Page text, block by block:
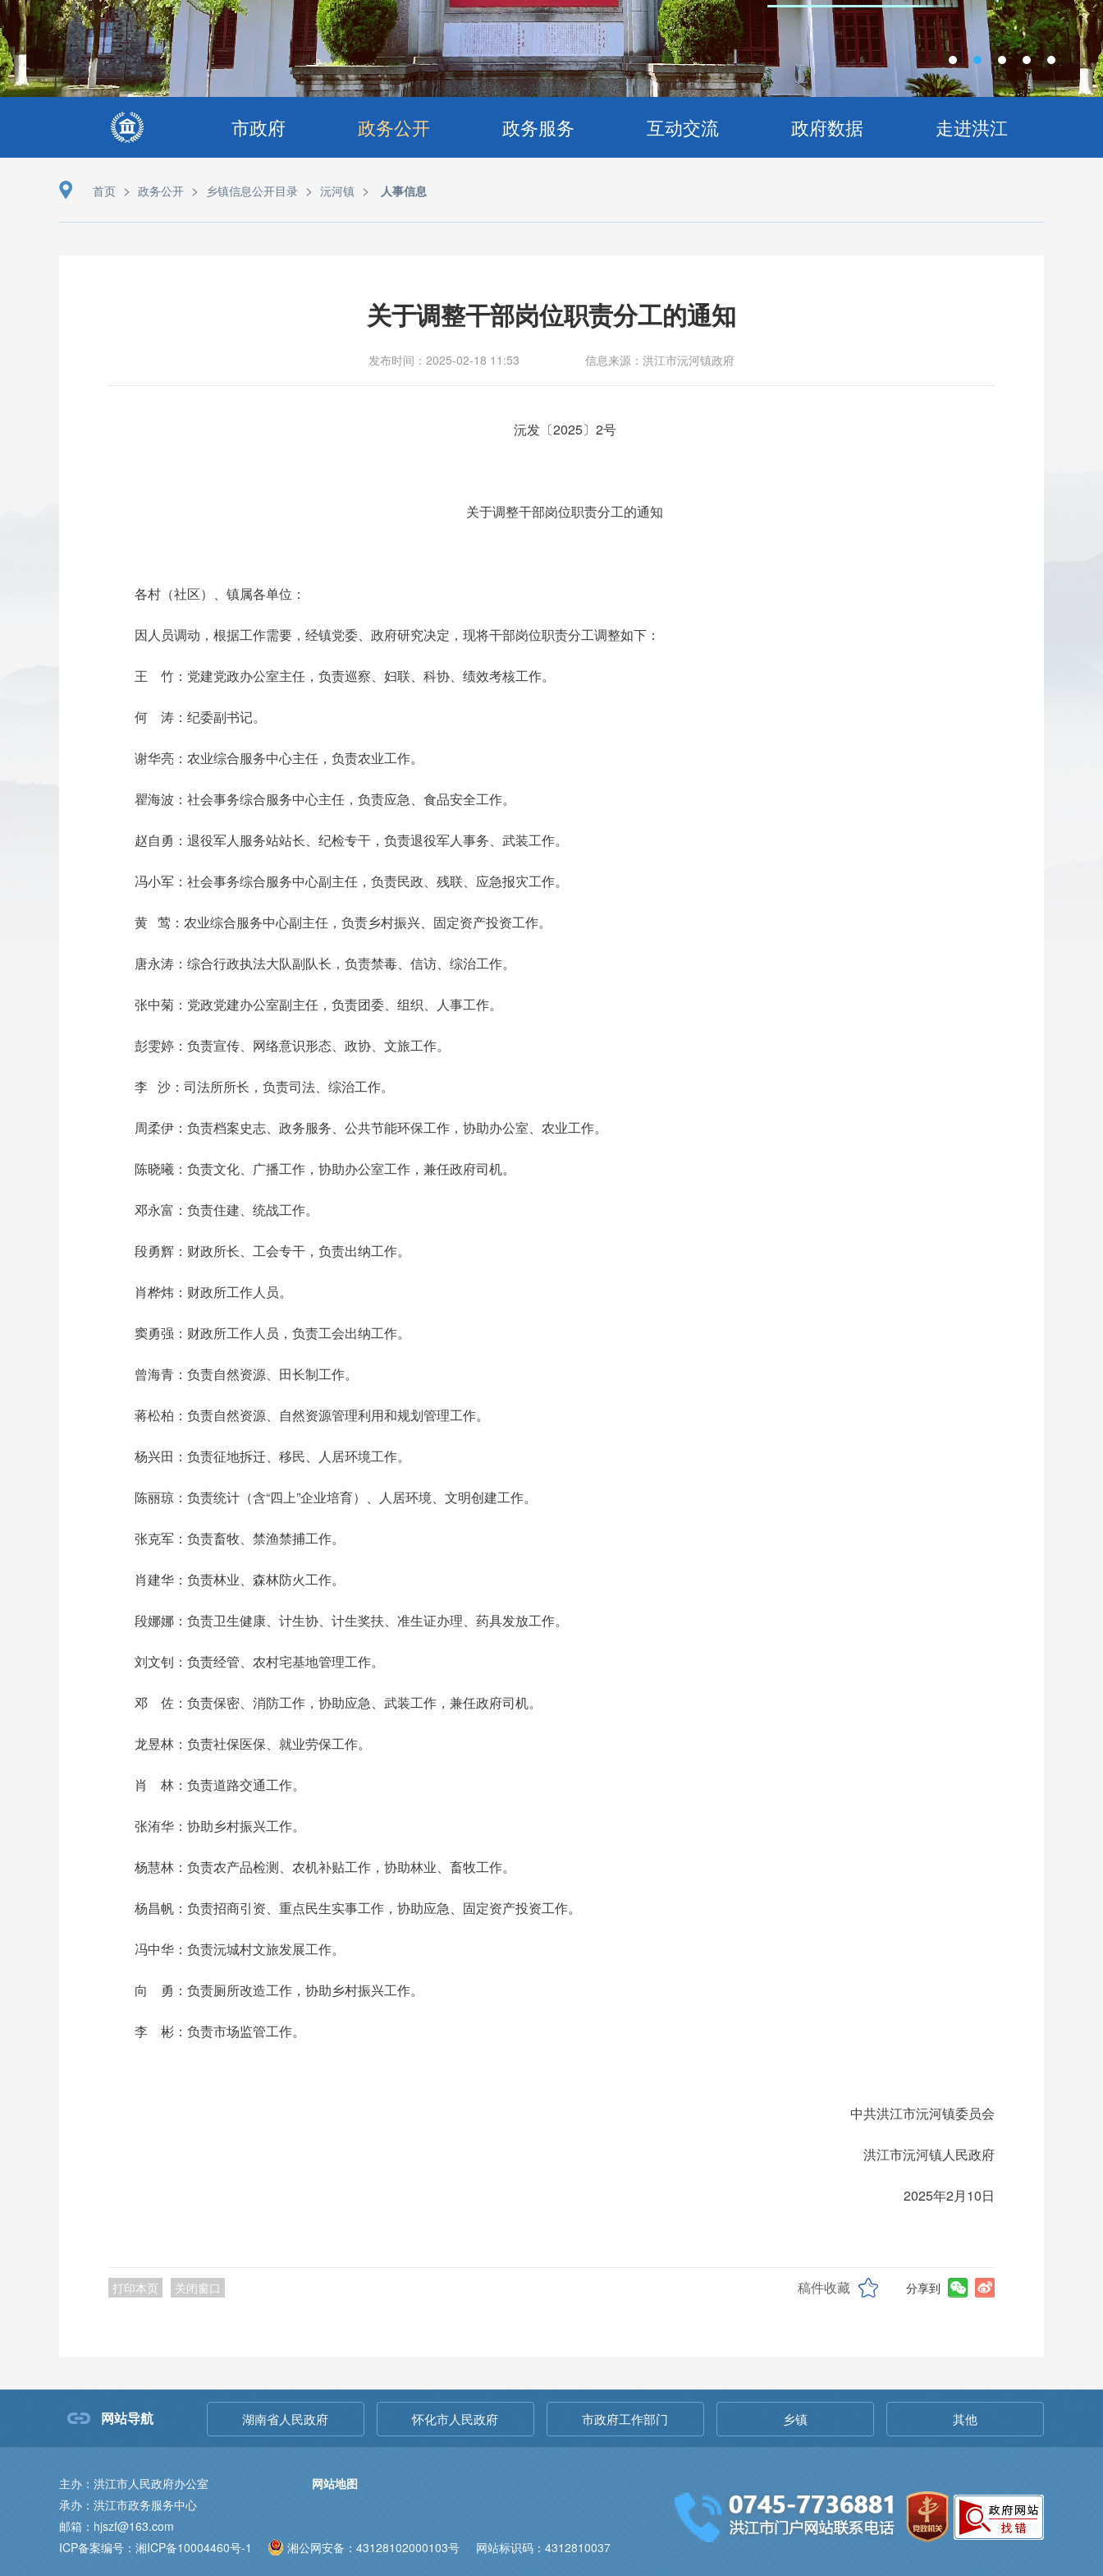
市政府 政务公开 政务服务 互动交流 政府数据 走进洪江
首页 > 政务公开 > 乡镇信息公开目录 > 沅河镇 > 人事信息
关于调整干部岗位职责分工的通知
发布时间：2025-02-18 11:53 信息来源：洪江市沅河镇政府
沅发〔2025〕2号
关于调整干部岗位职责分工的通知
各村（社区）、镇属各单位：
因人员调动，根据工作需要，经镇党委、政府研究决定，现将干部岗位职责分工调整如下：
王 竹：党建党政办公室主任，负责巡察、妇联、科协、绩效考核工作。
何 涛：纪委副书记。
谢华亮：农业综合服务中心主任，负责农业工作。
瞿海波：社会事务综合服务中心主任，负责应急、食品安全工作。
赵自勇：退役军人服务站站长、纪检专干，负责退役军人事务、武装工作。
冯小军：社会事务综合服务中心副主任，负责民政、残联、应急报灾工作。
黄 莺：农业综合服务中心副主任，负责乡村振兴、固定资产投资工作。
唐永涛：综合行政执法大队副队长，负责禁毒、信访、综治工作。
张中菊：党政党建办公室副主任，负责团委、组织、人事工作。
彭雯婷：负责宣传、网络意识形态、政协、文旅工作。
李 沙：司法所所长，负责司法、综治工作。
周柔伊：负责档案史志、政务服务、公共节能环保工作，协助办公室、农业工作。
陈晓曦：负责文化、广播工作，协助办公室工作，兼任政府司机。
邓永富：负责住建、统战工作。
段勇辉：财政所长、工会专干，负责出纳工作。
肖桦炜：财政所工作人员。
窦勇强：财政所工作人员，负责工会出纳工作。
曾海青：负责自然资源、田长制工作。
蒋松柏：负责自然资源、自然资源管理利用和规划管理工作。
杨兴田：负责征地拆迁、移民、人居环境工作。
陈丽琼：负责统计（含“四上”企业培育）、人居环境、文明创建工作。
张克军：负责畜牧、禁渔禁捕工作。
肖建华：负责林业、森林防火工作。
段娜娜：负责卫生健康、计生协、计生奖扶、准生证办理、药具发放工作。
刘文钊：负责经管、农村宅基地管理工作。
邓 佐：负责保密、消防工作，协助应急、武装工作，兼任政府司机。
龙昱林：负责社保医保、就业劳保工作。
肖 林：负责道路交通工作。
张洧华：协助乡村振兴工作。
杨慧林：负责农产品检测、农机补贴工作，协助林业、畜牧工作。
杨昌帆：负责招商引资、重点民生实事工作，协助应急、固定资产投资工作。
冯中华：负责沅城村文旅发展工作。
向 勇：负责厕所改造工作，协助乡村振兴工作。
李 彬：负责市场监管工作。
中共洪江市沅河镇委员会
洪江市沅河镇人民政府
2025年2月10日
打印本页 关闭窗口 稿件收藏 分享到
网站导航 湖南省人民政府 怀化市人民政府 市政府工作部门 乡镇 其他
主办：洪江市人民政府办公室
承办：洪江市政务服务中心
邮箱：hjszf@163.com
ICP备案编号：湘ICP备10004460号-1
湘公网安备：43128102000103号 网站标识码：4312810037
网站地图